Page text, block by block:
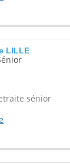
LILLE
sénior